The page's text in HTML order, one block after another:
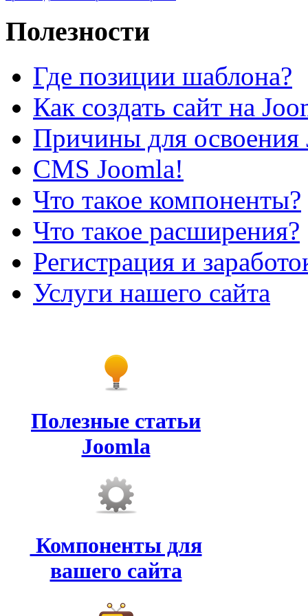
Полезности
Где позиции шаблона?
Как создать сайт на
Причины для освоения
CMS Joomla!
Что такое компоненты?
Что такое расширения?
Регистрация и
Услуги нашего сайта
Полезные статьи
Joomla
Компоненты для
вашего сайта